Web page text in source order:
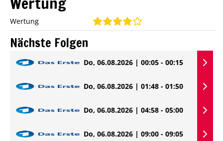
Wertung
Nächste Folgen
Do, 06.08.2026 | 00:05 - 00:15
Do, 06.08.2026 | 01:48 - 01:50
Do, 06.08.2026 | 04:58 - 05:00
Do, 06.08.2026 | 09:00 - 09:05